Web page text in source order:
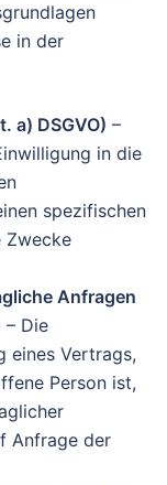
in der
a) DSGVO) –
in die
spezifischen
Zwecke
Anfragen
– Die
eines Vertrags,
Person ist,
Anfrage der